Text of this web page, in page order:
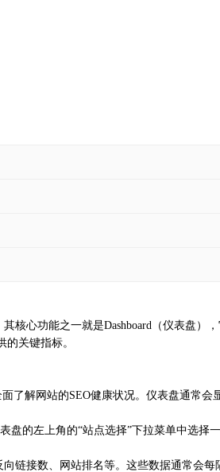
心功能之一就是Dashboard（仪表盘）
关键指标。
了解网站的SEO健康状况。仪表盘通常
盘的左上角的“站点选择”下拉菜单中选
链接数、网站排名等。这些数据通常会每